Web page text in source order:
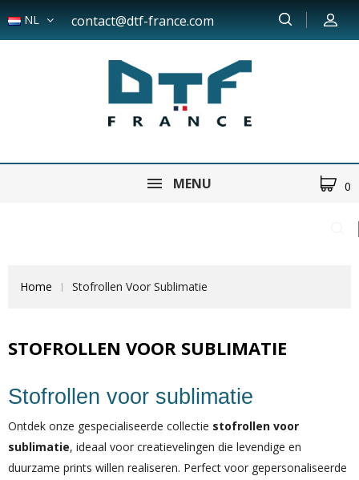
NL contact@dtf-france.com
MENU 0
Home Stofrollen Voor Sublimatie
STOFROLLEN VOOR SUBLIMATIE
Stofrollen voor sublimatie
Ontdek onze gespecialiseerde collectie stofrollen voor
sublimatie, ideaal voor creatievelingen die levendige en
duurzame prints willen realiseren. Perfect voor gepersonaliseerde